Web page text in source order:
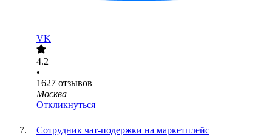
VK
4.2
•
1627 отзывов
Москва
Откликнуться
Сотрудник чат-подержки на маркетплейс